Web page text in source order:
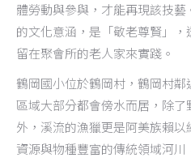
體勞動與參與，才能再現該技
的文化意涵，是「敬老尊賢」
留在聚會所的老人家來實踐。
鶴岡國小位於鶴岡村，鶴岡村
區域大部分都會傍水而居，除
外，溪流的漁獵更是阿美族賴
資源與物種豐富的傳統領域河